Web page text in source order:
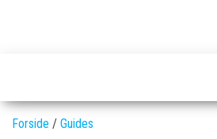
nyeste
Forside / Guides